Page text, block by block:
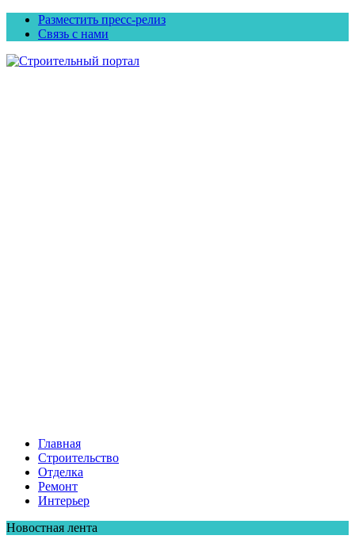
Разместить пресс-релиз
Связь с нами
Главная
Строительство
Отделка
Ремонт
Интерьер
Новостная лента